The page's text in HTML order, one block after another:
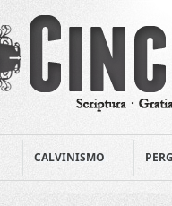
CALVINISMO